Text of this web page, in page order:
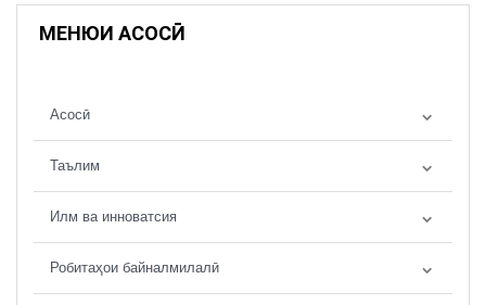
МЕНЮИ АСОСӢ
Асосӣ
Таълим
Илм ва инноватсия
Робитаҳои байналмилалӣ